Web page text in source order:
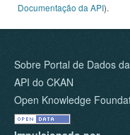
Documentação da API).
Sobre Portal de Dados
API do CKAN
Open Knowledge